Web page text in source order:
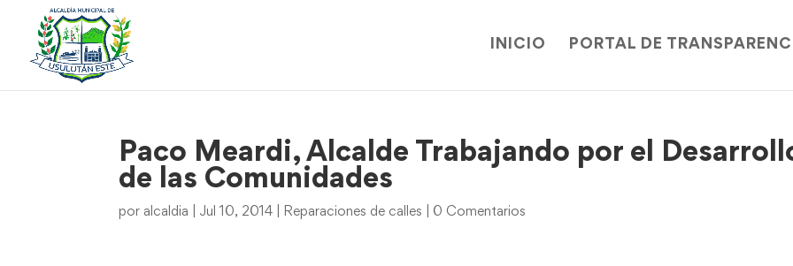
INICIO PORTAL DE
Paco Meardi, Alcalde Trabajando por el
de las Comunidades
por alcaldia Jul 10, 2014 Reparaciones de calles 0 Comentarios